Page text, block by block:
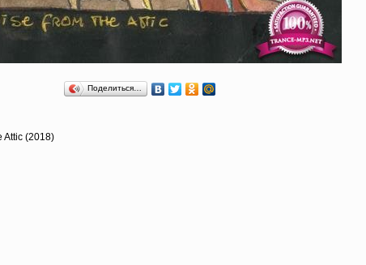
Поделиться…
Attic (2018)